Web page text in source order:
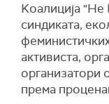
Kоалиција
синдиката,
активиста,
организатори
према